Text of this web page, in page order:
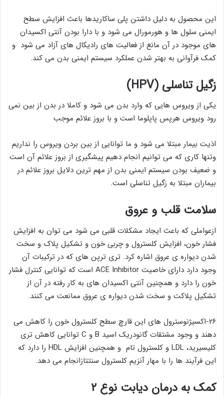
این محصول به دلیل داشتن پلی ساکاریدها باعث افزایش سطح
ایمنی سلول ها و هورمورال می شود و با دارا بودن آنتی اکسیدان
های موجود در آن مانع از فعالیت های رادیکال های آزاد می شود و
کمک فرآوانی به بهتر شدن عملکرد سیستم ایمنی بدن می کند.
زگیل تناسلی (HPV)
یکی از ویروس هایی که وارد بدن می شود و کاملا در بدن از بین نمی
رود ویروس هرپس پاپلوما است و با بروز علائم موجب
اذیت بیمار مبتلا می شود و ما توانایی از بین بردن ویروس را نداریم
وتنها کاری که می توانیم انجام دهیم پیشگیری از بروز علائم آن است
و ضعیف بودن سیستم ایمنی بدن از مهم ترین دلایل بروز علائم در
بیماران مبتلا به زگیل تناسلی است.
سلامت قلب و عروق
ازعواملی که باعث ایجاد مشکلات قلبی می شود می توان به افزایش
فشار خون، افزایش کلسترول و چربی خون و تشکیل پلاک و سخت
شدن دیواره ی عروق اشاره کرد. تری ترپن های که در ترکیبات آن
وجود دارد دارای خاصیت ACE Inhibitor است که توانایی کنترل فشار
خون را دارد و همچنین آنتی اکسیدان های به کار رفته در آن از
تشکیل پلاکت و سخت شدن دیواره ی عروق ممانعت می کنند.
۲۶-اکسیژنوسترول های این قارچ سطح کلسترول خون را کاهش می
دهند و وجود مشتقات گانودریک اسید B و C توانایی کاهش تری
کلیسیرید، LDL و کلسترول تام و همچنین افزایش HDL را دارد که
این فرآیند ها را با مهار آنزیم کلسترول سنتتازانجام می دهد.
کمک به درمان دیابت نوع ۲